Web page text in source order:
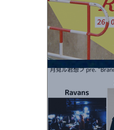
2026.08.19 |【観覧】